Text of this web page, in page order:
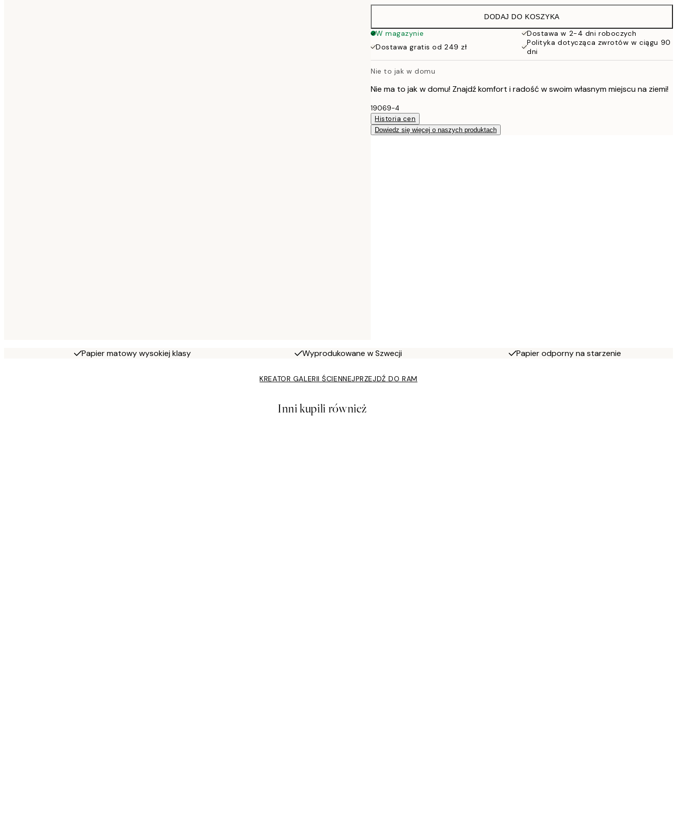
86 zł
108 zł
50x70 cm 76 zł
DODAJ DO KOSZYKA
W magazynie
Dostawa w 2-4 dni roboczych
Dostawa gratis od 249 zł
Polityka dotycząca zwrotów w ciągu 90
dni
Nie to jak w domu
Nie ma to jak w domu! Znajdź komfort i radość w swoim własnym miejscu na ziemi!
19069-4
Historia cen
Dowiedz się więcej o naszych produktach
Papier matowy wysokiej klasy Wyprodukowane w Szwecji Papier odporny na starzenie
KREATOR GALERII ŚCIENNEJPRZEJDŹ DO RAM
Inni kupili również